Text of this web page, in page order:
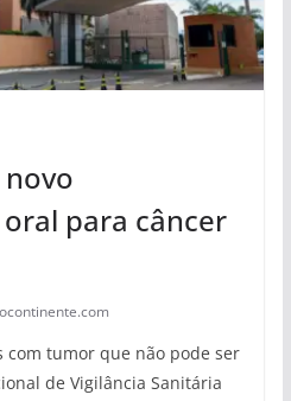
para câncer
com tumor que não pode ser
de Vigilância Sanitária